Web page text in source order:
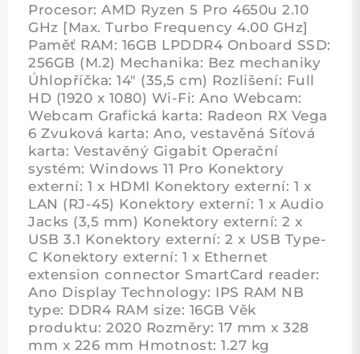
Procesor: AMD Ryzen 5 Pro 4650u 2.10
GHz [Max. Turbo Frequency 4.00 GHz]
Paměť RAM: 16GB LPDDR4 Onboard SSD:
256GB (M.2) Mechanika: Bez mechaniky
Úhlopříčka: 14" (35,5 cm) Rozlišení: Full
HD (1920 x 1080) Wi-Fi: Ano Webcam:
Webcam Grafická karta: Radeon RX Vega
6 Zvuková karta: Ano, vestavěná Síťová
karta: Vestavěný Gigabit Operační
systém: Windows 11 Pro Konektory
externí: 1 x HDMI Konektory externí: 1 x
LAN (RJ-45) Konektory externí: 1 x Audio
Jacks (3,5 mm) Konektory externí: 2 x
USB 3.1 Konektory externí: 2 x USB Type-
C Konektory externí: 1 x Ethernet
extension connector SmartCard reader:
Ano Display Technology: IPS RAM NB
type: DDR4 RAM size: 16GB Věk
produktu: 2020 Rozměry: 17 mm x 328
mm x 226 mm Hmotnost: 1.27 kg